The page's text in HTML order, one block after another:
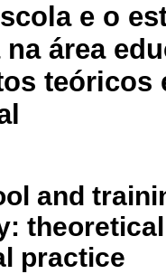
e o
área
teóricos
and
practice